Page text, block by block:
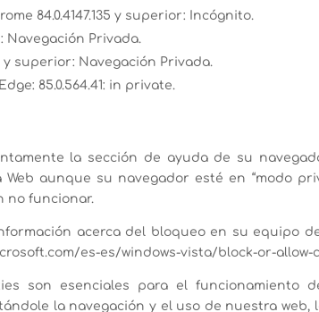
84.0.4147.135 y superior: Incógnito.
Navegación Privada.
y superior: Navegación Privada.
85.0.564.41: in private.
la sección de ayuda de su
aunque su navegador esté en “modo
no funcionar.
acerca del bloqueo en su equipo
es-es/windows-vista/block-or-allow-
son esenciales para el funcionamiento
la navegación y el uso de nuestra